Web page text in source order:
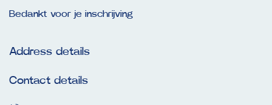
Bedankt voor je inschrijving
Address details
Contact details